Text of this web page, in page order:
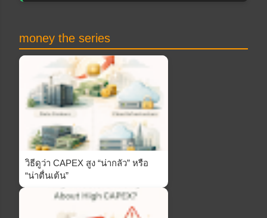
money the series
วิธีดูว่า CAPEX สูง “น่ากลัว” หรือ
“น่าตื่นเต้น”